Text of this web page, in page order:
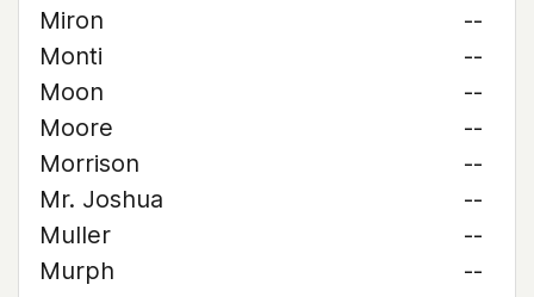
Miron
--
Monti
--
Moon
--
Moore
--
Morrison
--
Mr. Joshua
--
Muller
--
Murph
--